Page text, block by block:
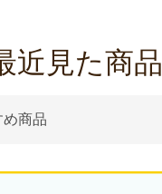
近見た商品
め商品